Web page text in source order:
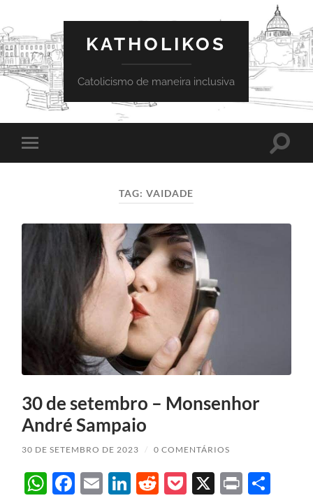
KATHOLIKOS
Catolicismo de maneira inclusiva
Toggle
mobile
Toggle
TAG:VAIDADE
30 de setembro – Monsenhor
André Sampaio
30 DE SETEMBRO DE 2023 / 0 COMENTÁRIOS
WhatsApp
Facebook
EmailLinkedIn
Reddit
Pocket
X Print